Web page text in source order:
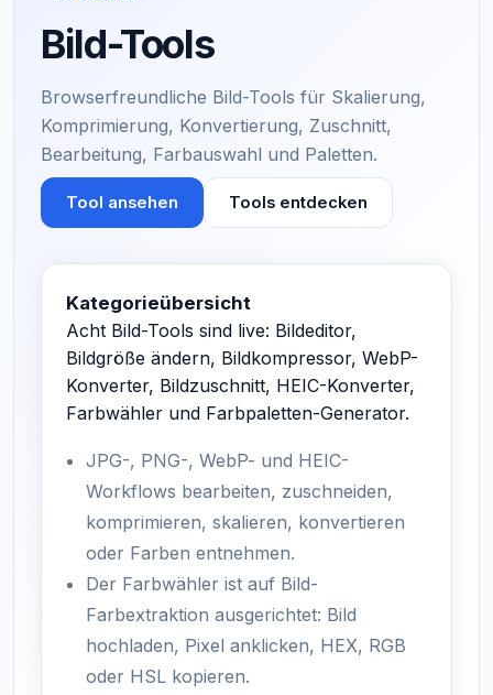
Bild-Tools
Browserfreundliche Bild-Tools für Skalierung,
Komprimierung, Konvertierung, Zuschnitt,
Bearbeitung, Farbauswahl und Paletten.
Tool ansehen Tools entdecken
Kategorieübersicht
Acht Bild-Tools sind live: Bildeditor,
Bildgröße ändern, Bildkompressor, WebP-
Konverter, Bildzuschnitt, HEIC-Konverter,
Farbwähler und Farbpaletten-Generator.
JPG-, PNG-, WebP- und HEIC-
Workflows bearbeiten, zuschneiden,
komprimieren, skalieren, konvertieren
oder Farben entnehmen.
Der Farbwähler ist auf Bild-
Farbextraktion ausgerichtet: Bild
hochladen, Pixel anklicken, HEX, RGB
oder HSL kopieren.